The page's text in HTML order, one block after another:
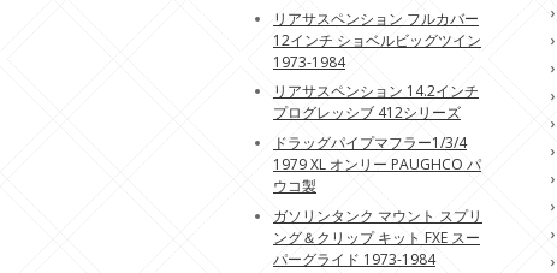
›
›
›
›
›
›
›
›
›
›
リアサスペンション フルカバー
12インチ ショベルビッグツイン
1973-1984
リアサスペンション 14.2インチ
プログレッシブ 412シリーズ
ドラッグパイプマフラー1/3/4
1979 XL オンリー PAUGHCO パ
ウコ製
ガソリンタンク マウント スプリ
ング＆クリップ キット FXE スー
パーグライド 1973-1984